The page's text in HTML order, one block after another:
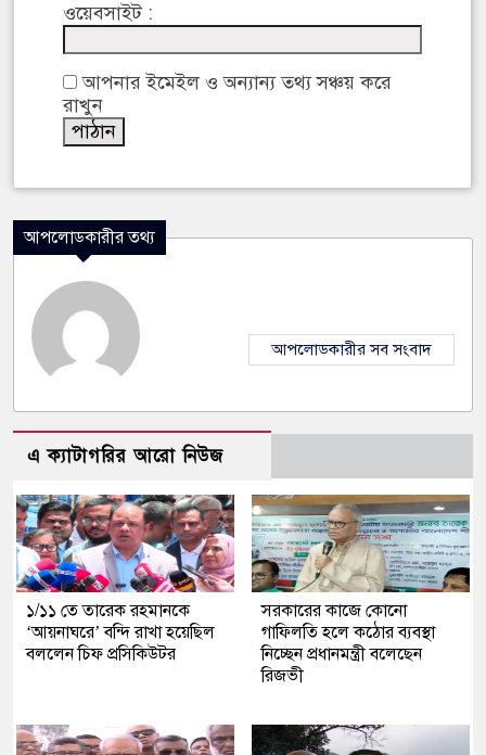
ওয়েবসাইট :
আপনার ইমেইল ও অন্যান্য তথ্য সঞ্চয় করে
রাখুন
আপলোডকারীর তথ্য
আপলোডকারীর সব সংবাদ
এ ক্যাটাগরির আরো নিউজ
১/১১ তে তারেক রহমানকে
‘আয়নাঘরে’ বন্দি রাখা হয়েছিল
বললেন চিফ প্রসিকিউটর
সরকারের কাজে কোনো
গাফিলতি হলে কঠোর ব্যবস্থা
নিচ্ছেন প্রধানমন্ত্রী বলেছেন
রিজভী